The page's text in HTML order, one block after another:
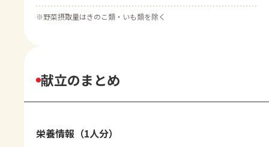
※野菜摂取量はきのこ類・いも類を除く
献立のまとめ
栄養情報（1人分）